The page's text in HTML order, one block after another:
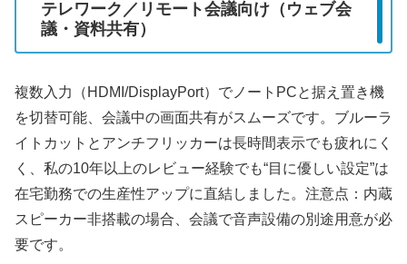
テレワーク／リモート会議向け（ウェブ会
議・資料共有）
複数入力（HDMI/DisplayPort）でノートPCと据え置き機
を切替可能、会議中の画面共有がスムーズです。ブルーラ
イトカットとアンチフリッカーは長時間表示でも疲れにく
く、私の10年以上のレビュー経験でも“目に優しい設定”は
在宅勤務での生産性アップに直結しました。注意点：内蔵
スピーカー非搭載の場合、会議で音声設備の別途用意が必
要です。